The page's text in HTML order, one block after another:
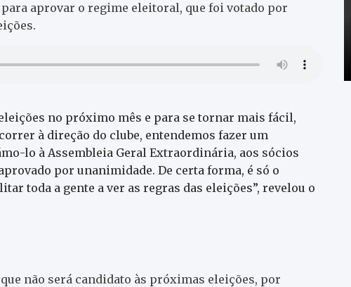
aprovar o regime eleitoral, que foi votado por
no próximo mês e para se tornar mais fácil,
à direção do clube, entendemos fazer um
lo à Assembleia Geral Extraordinária, aos sócios
por unanimidade. De certa forma, é só o
toda a gente a ver as regras das eleições”, revelou o
não será candidato às próximas eleições, por